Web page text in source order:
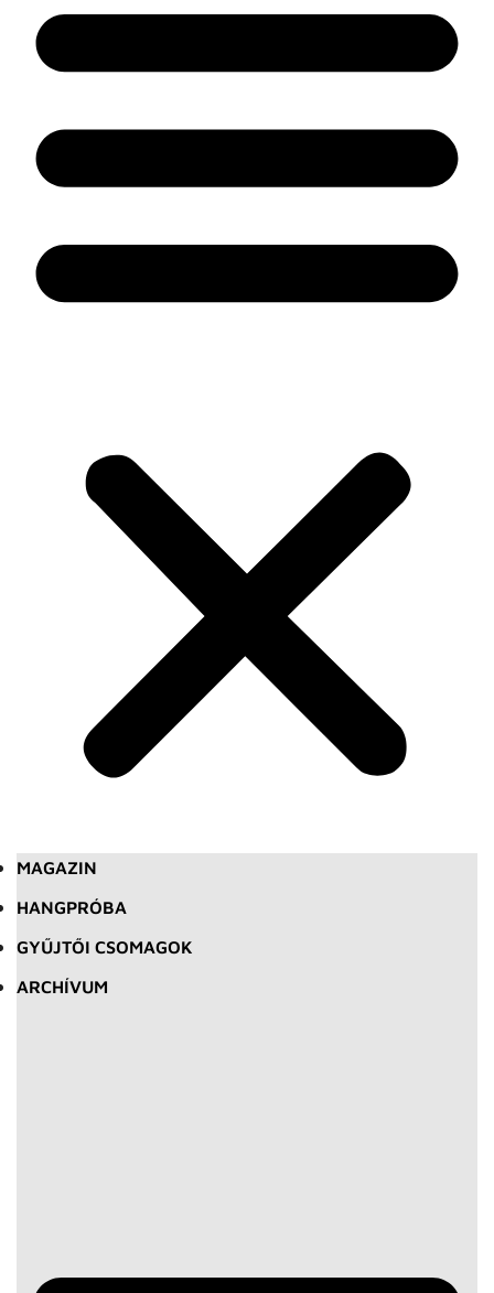
MAGAZIN
HANGPRÓBA
GYŰJTŐI CSOMAGOK
ARCHÍVUM